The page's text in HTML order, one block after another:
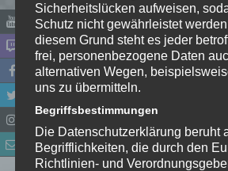
Name*
E-Mail-Adresse
Website
Sicherheitslücken aufweisen,
Schutz nicht gewährleistet
diesem Grund steht es jeder
frei, personenbezogene Daten
alternativen Wegen,
uns zu übermitteln.
Begriffsbestimmungen
Die Datenschutzerklärung beruht
Begrifflichkeiten, die durch den
Richtlinien- und